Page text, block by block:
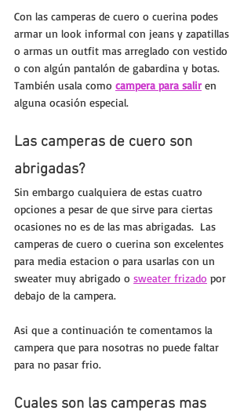
Con las camperas de cuero o cuerina podes
armar un look informal con jeans y zapatillas
o armas un outfit mas arreglado con vestido
o con algún pantalón de gabardina y botas.
También usala como campera para salir en
alguna ocasión especial.
Las camperas de cuero son
abrigadas?
Sin embargo cualquiera de estas cuatro
opciones a pesar de que sirve para ciertas
ocasiones no es de las mas abrigadas.  Las
camperas de cuero o cuerina son excelentes
para media estacion o para usarlas con un
sweater muy abrigado o sweater frizado por
debajo de la campera.
Asi que a continuación te comentamos la
campera que para nosotras no puede faltar
para no pasar frio.
Cuales son las camperas mas